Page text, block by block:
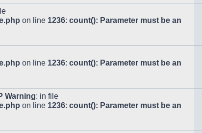
on line 1236: count(): Parameter must be an
on line 1236: count(): Parameter must be an
Warning: in file
on line 1236: count(): Parameter must be an